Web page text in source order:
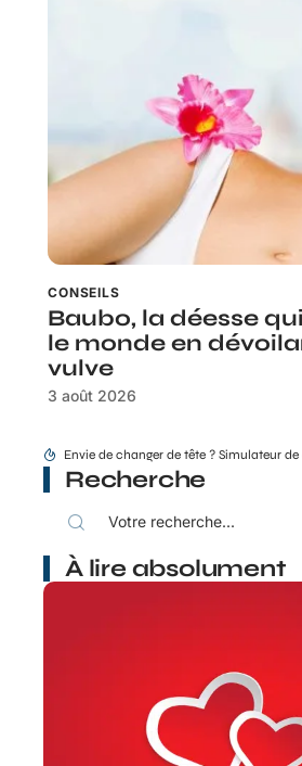
CONSEILS
Baubo, la déesse
le monde en
vulve
3 août 2026
Recherche
À lire absolument